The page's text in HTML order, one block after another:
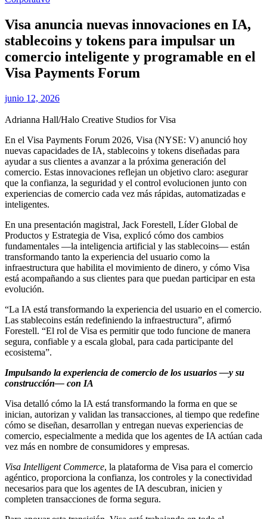
Visa anuncia nuevas innovaciones en IA,
stablecoins y tokens para impulsar un
comercio inteligente y programable en el
Visa Payments Forum
junio 12, 2026
Adrianna Hall/Halo Creative Studios for Visa
En el Visa Payments Forum 2026, Visa (NYSE: V) anunció hoy
nuevas capacidades de IA, stablecoins y tokens diseñadas para
ayudar a sus clientes a avanzar a la próxima generación del
comercio. Estas innovaciones reflejan un objetivo claro: asegurar
que la confianza, la seguridad y el control evolucionen junto con
experiencias de comercio cada vez más rápidas, automatizadas e
inteligentes.
En una presentación magistral, Jack Forestell, Líder Global de
Productos y Estrategia de Visa, explicó cómo dos cambios
fundamentales —la inteligencia artificial y las stablecoins— están
transformando tanto la experiencia del usuario como la
infraestructura que habilita el movimiento de dinero, y cómo Visa
está acompañando a sus clientes para que puedan participar en esta
evolución.
“La IA está transformando la experiencia del usuario en el comercio.
Las stablecoins están redefiniendo la infraestructura”, afirmó
Forestell. “El rol de Visa es permitir que todo funcione de manera
segura, confiable y a escala global, para cada participante del
ecosistema”.
Impulsando la experiencia de comercio de los usuarios —y su
construcción— con IA
Visa detalló cómo la IA está transformando la forma en que se
inician, autorizan y validan las transacciones, al tiempo que redefine
cómo se diseñan, desarrollan y entregan nuevas experiencias de
comercio, especialmente a medida que los agentes de IA actúan cada
vez más en nombre de consumidores y empresas.
Visa Intelligent Commerce, la plataforma de Visa para el comercio
agéntico, proporciona la confianza, los controles y la conectividad
necesarios para que los agentes de IA descubran, inicien y
completen transacciones de forma segura.